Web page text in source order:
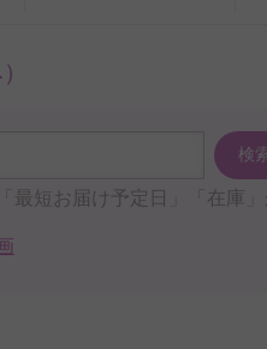
検
短お届け予定日」「在庫」